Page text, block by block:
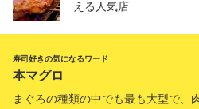
える人気店
寿司好きの気になるワード
本マグロ
まぐろの種類の中でも最も大型で、